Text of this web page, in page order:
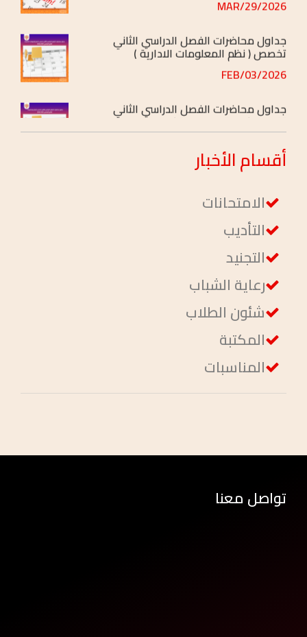
تخصص ( نظم المعلومات الادارية )
2026/FEB/03
تخصص ( إدارة ومحاسبة )
أقسامالأخبار
الامتحانات
التأديب
التجنيد
رعاية الشباب
شئون الطلاب
المكتبة
المناسبات
تواصل معنا